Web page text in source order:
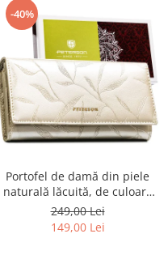
-40%
Portofel de damă din piele
naturală lăcuită, de culoare
bej, cu închidere cu capsă -
Peterson
249,00 Lei
149,00 Lei